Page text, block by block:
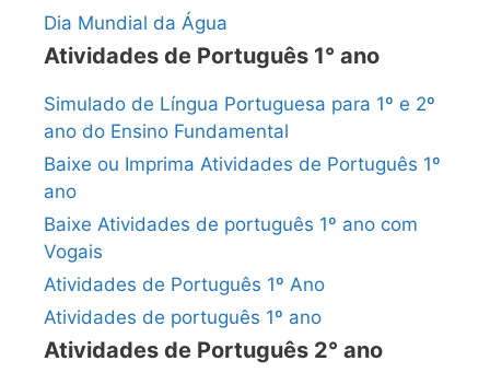
Dia Mundial da Água
Atividades de Português 1° ano
Simulado de Língua Portuguesa para 1º e 2º
ano do Ensino Fundamental
Baixe ou Imprima Atividades de Português 1º
ano
Baixe Atividades de português 1º ano com
Vogais
Atividades de Português 1º Ano
Atividades de português 1º ano
Atividades de Português 2° ano